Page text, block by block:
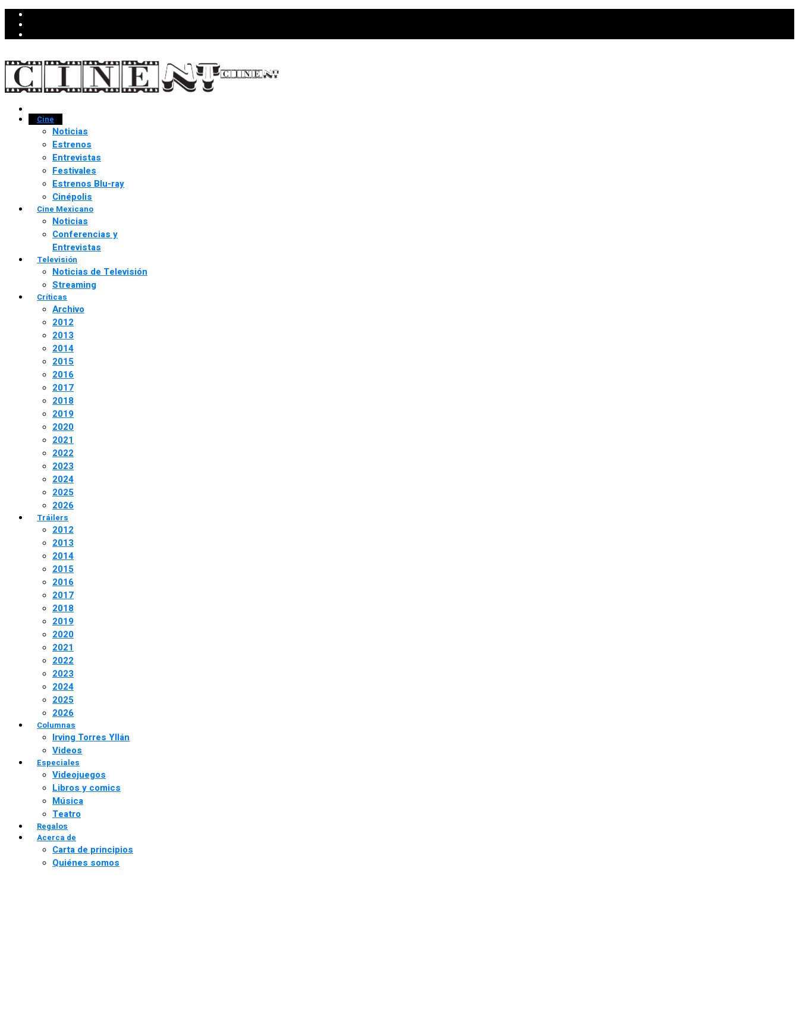
Cine
Noticias
Estrenos
Entrevistas
Festivales
Estrenos Blu-ray
Cinépolis
Cine Mexicano
Noticias
Conferencias y
Entrevistas
Televisión
Noticias de Televisión
Streaming
Críticas
Archivo
2012
2013
2014
2015
2016
2017
2018
2019
2020
2021
2022
2023
2024
2025
2026
Tráilers
2012
2013
2014
2015
2016
2017
2018
2019
2020
2021
2022
2023
2024
2025
2026
Columnas
Irving Torres Yllán
Videos
Especiales
Videojuegos
Libros y comics
Música
Teatro
Regalos
Acerca de
Carta de principios
Quiénes somos